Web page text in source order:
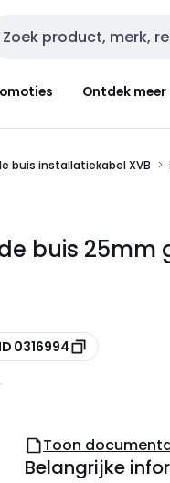
invoer
Ontdek meer
buis installatiekabel XVB
buis 25mm
0316994
Toon
Belangrijke